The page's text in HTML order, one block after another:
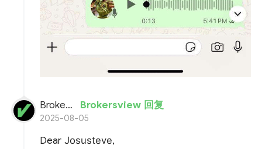
BrokersView Brokersview 回复
2025-08-05
DearJosusteve,